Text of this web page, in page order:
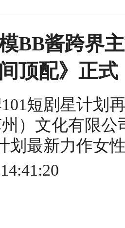
BB酱跨界
顶配》正式
短剧星计划
）文化有限
划最新力作女